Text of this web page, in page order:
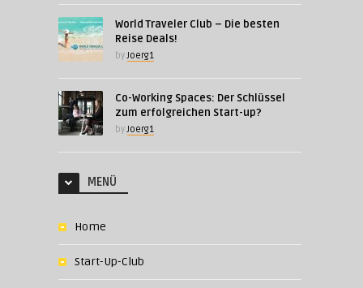
World Traveler Club – Die besten
Reise Deals!
byJoerg1
Co-Working Spaces: Der Schlüssel
zum erfolgreichen Start-up?
byJoerg1
MENÜ
Home
Start-Up-Club